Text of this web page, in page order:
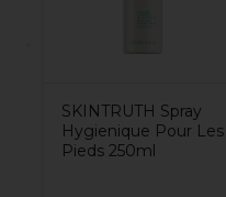
SKINTRUTH Spray
Hygienique Pour Les
Pieds 250ml